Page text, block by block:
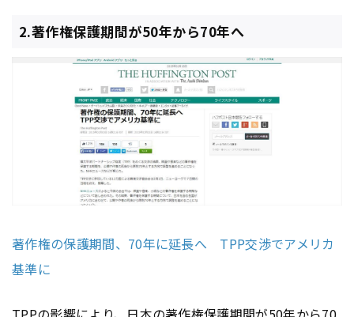
2.著作権保護期間が50年から70年へ
著作権の保護期間、70年に延長へ TPP交渉でアメリカ
基準に